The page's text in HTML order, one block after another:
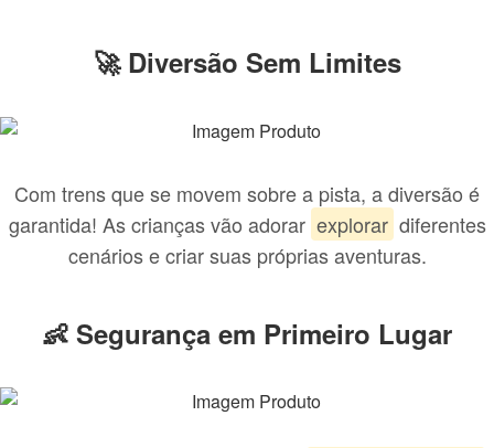
🚀 Diversão Sem Limites
Com trens que se movem sobre a pista, a diversão é
garantida! As crianças vão adorar explorar diferentes
cenários e criar suas próprias aventuras.
👶 Segurança em Primeiro Lugar